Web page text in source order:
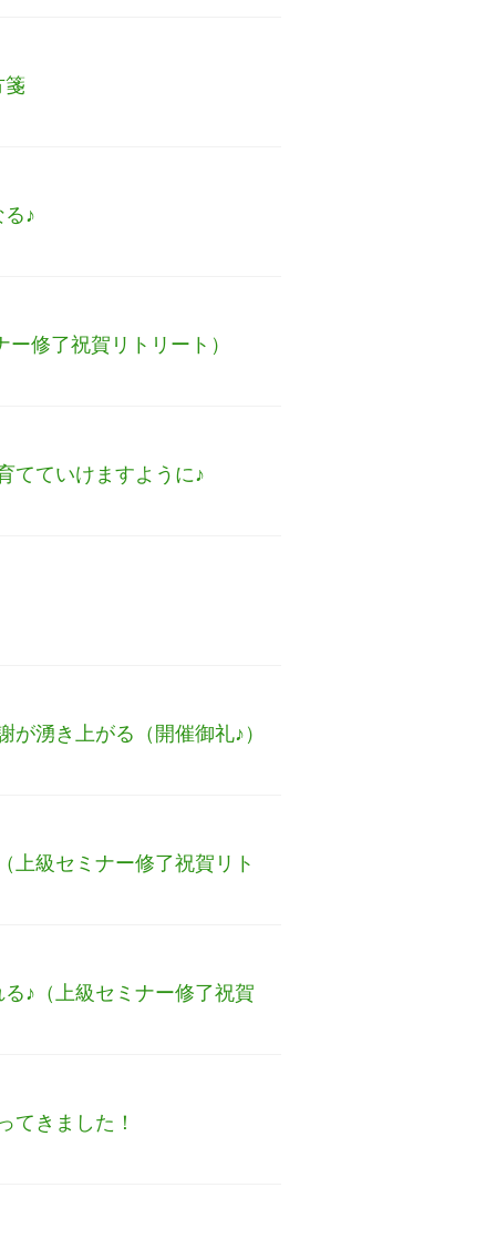
箋
♪
修了祝賀リトリート）
てていけますように♪
が湧き上がる（開催御礼♪）
上級セミナー修了祝賀リト
♪（上級セミナー修了祝賀
てきました！